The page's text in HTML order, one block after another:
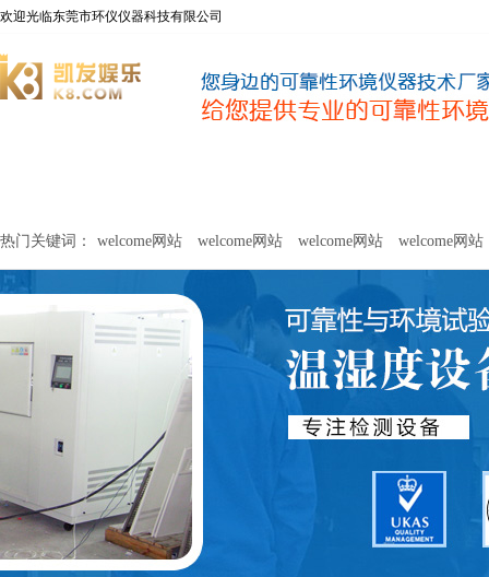
欢迎光临东莞市环仪仪器科技有限公司
关于环仪 联系环仪
热门关键词： welcome网站 welcome网站 welcome网站 welcome网站
网站 welcome网站